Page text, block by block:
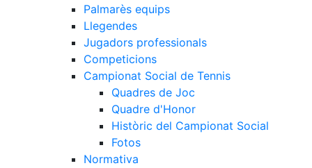
Palmarès equips
Llegendes
Jugadors professionals
Competicions
Campionat Social de Tennis
Quadres de Joc
Quadre d'Honor
Històric del Campionat Social
Fotos
Normativa